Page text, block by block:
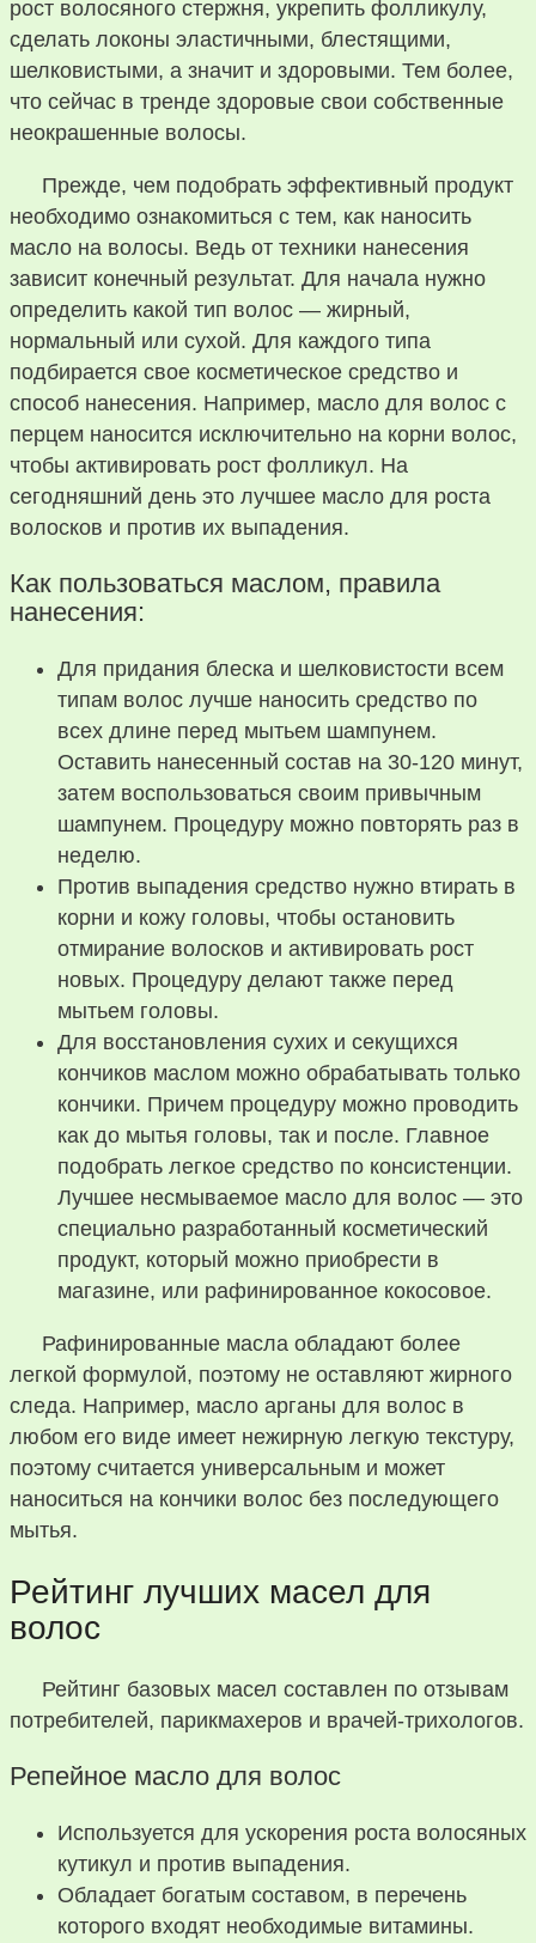
рост волосяного стержня, укрепить фолликулу,
сделать локоны эластичными, блестящими,
шелковистыми, а значит и здоровыми. Тем более,
что сейчас в тренде здоровые свои собственные
неокрашенные волосы.
Прежде, чем подобрать эффективный продукт
необходимо ознакомиться с тем, как наносить
масло на волосы. Ведь от техники нанесения
зависит конечный результат. Для начала нужно
определить какой тип волос — жирный,
нормальный или сухой. Для каждого типа
подбирается свое косметическое средство и
способ нанесения. Например, масло для волос с
перцем наносится исключительно на корни волос,
чтобы активировать рост фолликул. На
сегодняшний день это лучшее масло для роста
волосков и против их выпадения.
Как пользоваться маслом, правила
нанесения:
Для придания блеска и шелковистости всем
типам волос лучше наносить средство по
всех длине перед мытьем шампунем.
Оставить нанесенный состав на 30-120 минут,
затем воспользоваться своим привычным
шампунем. Процедуру можно повторять раз в
неделю.
Против выпадения средство нужно втирать в
корни и кожу головы, чтобы остановить
отмирание волосков и активировать рост
новых. Процедуру делают также перед
мытьем головы.
Для восстановления сухих и секущихся
кончиков маслом можно обрабатывать только
кончики. Причем процедуру можно проводить
как до мытья головы, так и после. Главное
подобрать легкое средство по консистенции.
Лучшее несмываемое масло для волос — это
специально разработанный косметический
продукт, который можно приобрести в
магазине, или рафинированное кокосовое.
Рафинированные масла обладают более
легкой формулой, поэтому не оставляют жирного
следа. Например, масло арганы для волос в
любом его виде имеет нежирную легкую текстуру,
поэтому считается универсальным и может
наноситься на кончики волос без последующего
мытья.
Рейтинг лучших масел для
волос
Рейтинг базовых масел составлен по отзывам
потребителей, парикмахеров и врачей-трихологов.
Репейное масло для волос
Используется для ускорения роста волосяных
кутикул и против выпадения.
Обладает богатым составом, в перечень
которого входят необходимые витамины.